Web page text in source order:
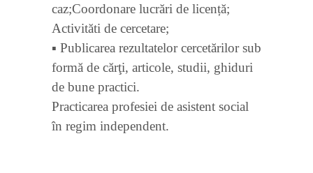
caz;Coordonare lucrări de licență;
Activităti de cercetare;
▪ Publicarea rezultatelor cercetărilor sub
formă de cărţi, articole, studii, ghiduri
de bune practici.
Practicarea profesiei de asistent social
în regim independent.